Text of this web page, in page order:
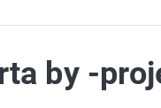
by -